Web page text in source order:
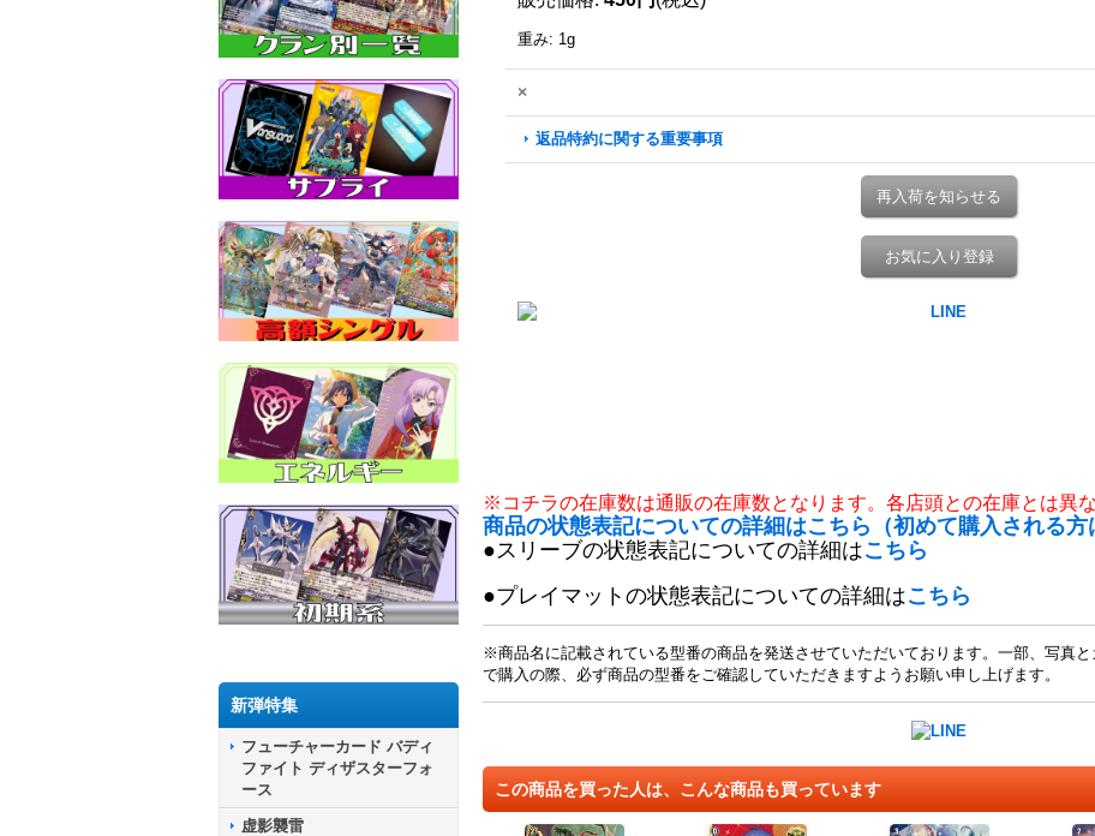
新弾特集
フューチャーカード バディ
ファイト ディザスターフォ
ース
虚影襲雷
重み: 1g
×
返品特約に関する重要事項
再入荷を知らせる
お気に入り登録
※コチラの在庫数は通販の在庫数となります。各店頭との在庫とは異な
商品の状態表記についての詳細はこちら（初めて購入される方
●スリーブの状態表記についての詳細はこちら
●プレイマットの状態表記についての詳細はこちら
※商品名に記載されている型番の商品を発送させていただいております。一部、写真
で購入の際、必ず商品の型番をご確認していただきますようお願い申し上げます。
この商品を買った人は、こんな商品も買っています